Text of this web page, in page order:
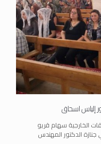
إلياس اسحاق
الخارجية سهام قريو
في جنازة الدكتور المهندس